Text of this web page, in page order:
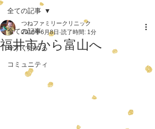
全ての記事
今すぐ始める
コミュニティ
全ての記事
福井市から富山へ
つねファミリークリニック
2018年6月8日 読了時間: 1分